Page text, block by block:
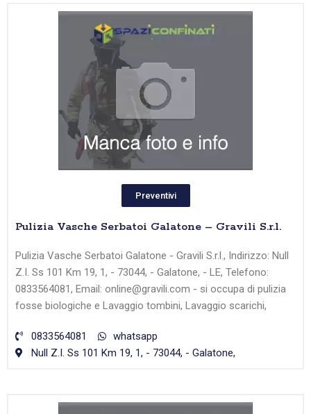
Preventivi
Pulizia Vasche Serbatoi Galatone – Gravili S.r.l.
Pulizia Vasche Serbatoi Galatone - Gravili S.r.l., Indirizzo: Null
Z.I. Ss 101 Km 19, 1, - 73044, - Galatone, - LE, Telefono:
0833564081, Email: online@gravili.com - si occupa di pulizia
fosse biologiche e Lavaggio tombini, Lavaggio scarichi,
0833564081
whatsapp
Null Z.I. Ss 101 Km 19, 1, - 73044, - Galatone,